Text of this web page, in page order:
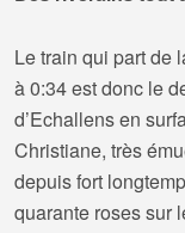
Le train qui part de
à 0:34 est donc le
d’Echallens en
Christiane, très
depuis fort
quarante roses sur